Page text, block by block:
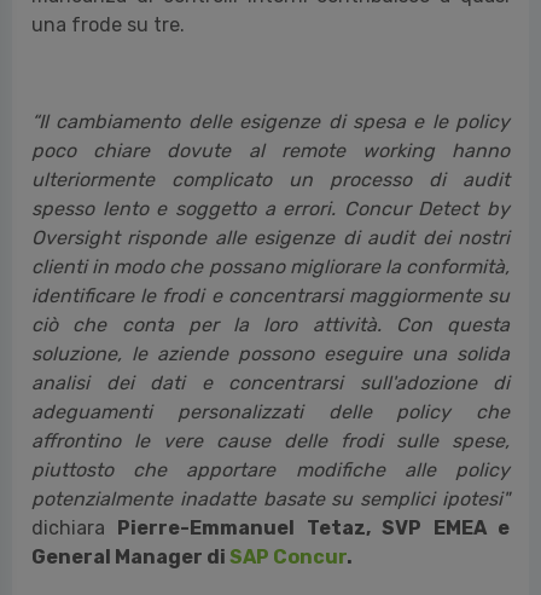
una frode su tre.
“Il cambiamento delle esigenze di spesa e le policy
poco chiare dovute al remote working hanno
ulteriormente complicato un processo di audit
spesso lento e soggetto a errori. Concur Detect by
Oversight risponde alle esigenze di audit dei nostri
clienti in modo che possano migliorare la conformità,
identificare le frodi e concentrarsi maggiormente su
ciò che conta per la loro attività. Con questa
soluzione, le aziende possono eseguire una solida
analisi dei dati e concentrarsi sull'adozione di
adeguamenti personalizzati delle policy che
affrontino le vere cause delle frodi sulle spese,
piuttosto che apportare modifiche alle policy
potenzialmente inadatte basate su semplici ipotesi"
dichiara
Pierre-Emmanuel Tetaz, SVP EMEA e
General Manager di SAP Concur.